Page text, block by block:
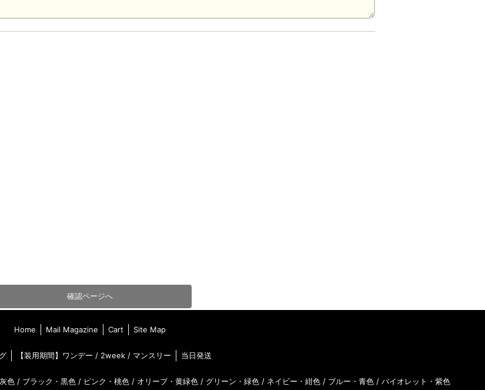
確認ページへ
Home Mail Magazine Cart Site Map
【装用期間】 ワンデー / 2week / マンスリー 当日発送
色 / ブラック・黒色 / ピンク・桃色 / オリーブ・黄緑色 / グリーン・緑色 / ネイビー・紺色 / ブルー・青色 / バイオレット・紫色